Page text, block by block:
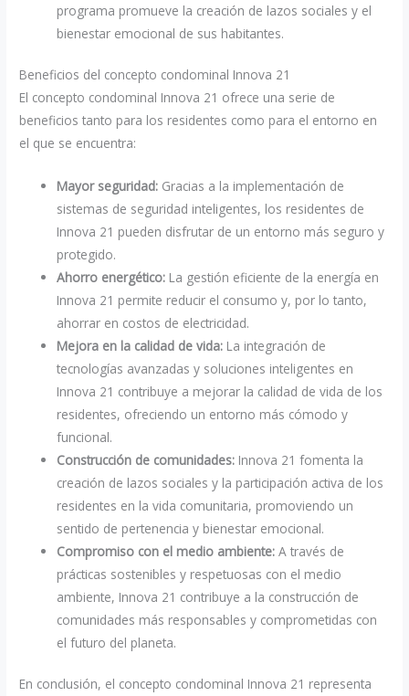
programa promueve la creación de lazos sociales y el
bienestar emocional de sus habitantes.
Beneficios del concepto condominal Innova 21
El concepto condominal Innova 21 ofrece una serie de
beneficios tanto para los residentes como para el entorno en
el que se encuentra:
Mayor seguridad: Gracias a la implementación de
sistemas de seguridad inteligentes, los residentes de
Innova 21 pueden disfrutar de un entorno más seguro y
protegido.
Ahorro energético: La gestión eficiente de la energía en
Innova 21 permite reducir el consumo y, por lo tanto,
ahorrar en costos de electricidad.
Mejora en la calidad de vida: La integración de
tecnologías avanzadas y soluciones inteligentes en
Innova 21 contribuye a mejorar la calidad de vida de los
residentes, ofreciendo un entorno más cómodo y
funcional.
Construcción de comunidades: Innova 21 fomenta la
creación de lazos sociales y la participación activa de los
residentes en la vida comunitaria, promoviendo un
sentido de pertenencia y bienestar emocional.
Compromiso con el medio ambiente: A través de
prácticas sostenibles y respetuosas con el medio
ambiente, Innova 21 contribuye a la construcción de
comunidades más responsables y comprometidas con
el futuro del planeta.
En conclusión, el concepto condominal Innova 21 representa